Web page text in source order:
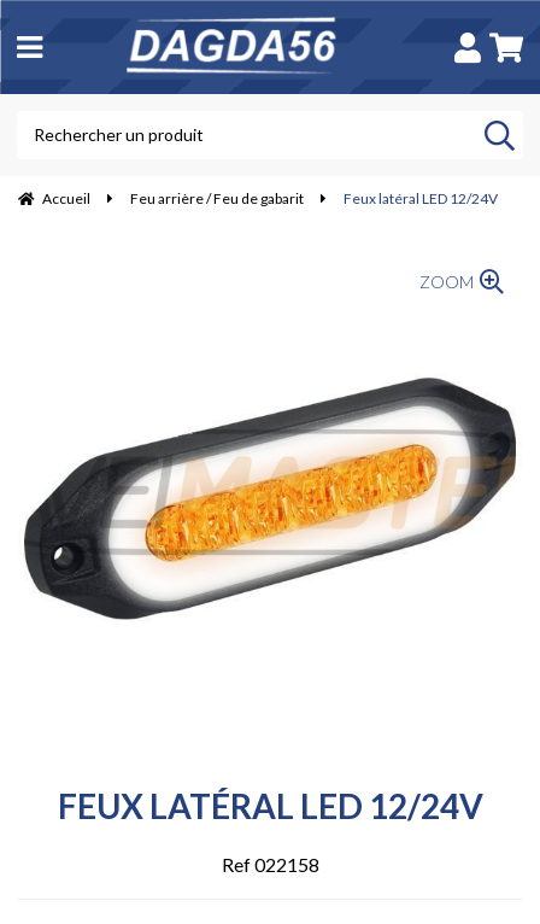
Accueil Feu arrière / Feu de gabarit Feux latéral LED 12/24V
ZOOM
FEUX LATÉRAL LED 12/24V
Ref 022158